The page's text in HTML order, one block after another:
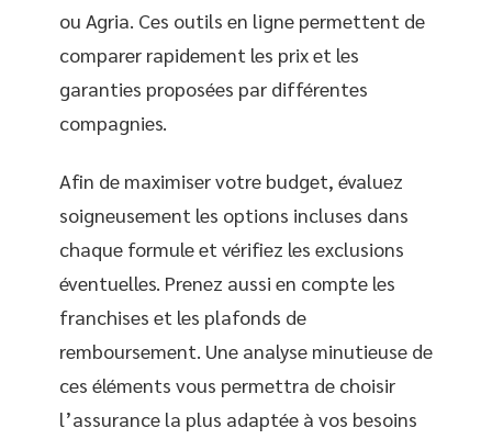
ou Agria. Ces outils en ligne permettent de
comparer rapidement les prix et les
garanties proposées par différentes
compagnies.
Afin de maximiser votre budget, évaluez
soigneusement les options incluses dans
chaque formule et vérifiez les exclusions
éventuelles. Prenez aussi en compte les
franchises et les plafonds de
remboursement. Une analyse minutieuse de
ces éléments vous permettra de choisir
l’assurance la plus adaptée à vos besoins